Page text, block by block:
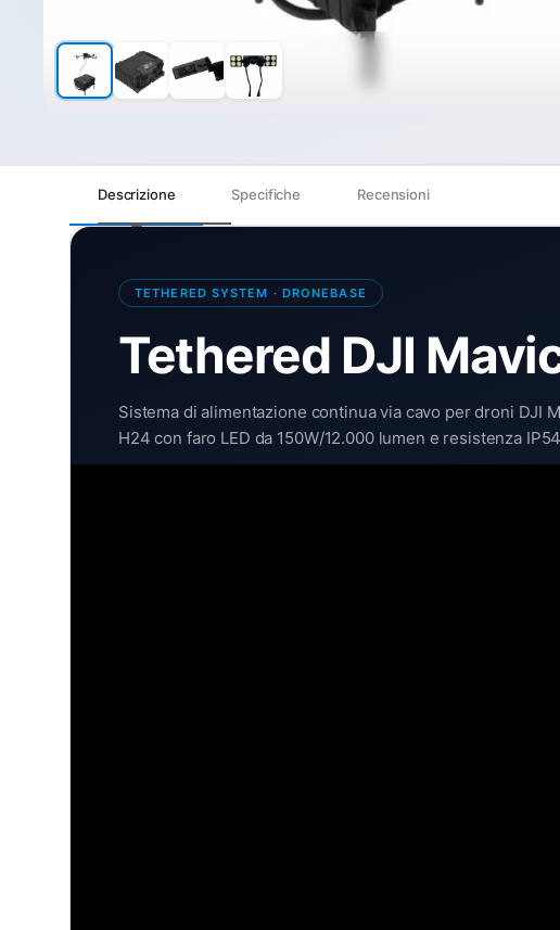
Descrizione Specifiche Recensioni
TETHERED SYSTEM · DRONEBASE
Tethered DJI
Sistema di alimentazione continua via cavo per droni DJI
H24 con faro LED da 150W/12.000 lumen e resistenza